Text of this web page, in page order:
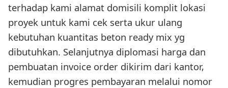
terhadap kami alamat domisili komplit lokasi
proyek untuk kami cek serta ukur ulang
kebutuhan kuantitas beton ready mix yg
dibutuhkan. Selanjutnya diplomasi harga dan
pembuatan invoice order dikirim dari kantor,
kemudian progres pembayaran melalui nomor